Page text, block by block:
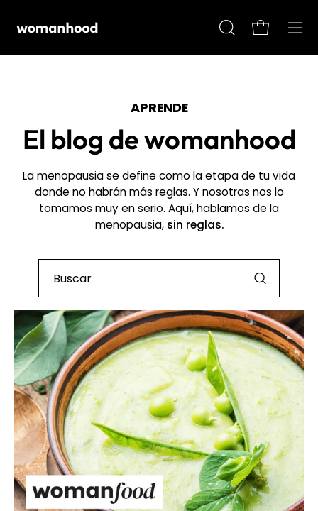
Abrir
barra
Carro Abrir
APRENDE
El blog de womanhood
La menopausia se define como la etapa de tu vida
donde no habrán más reglas. Y nosotras nos lo
tomamos muy en serio. Aquí, hablamos de la
menopausia, sin reglas.